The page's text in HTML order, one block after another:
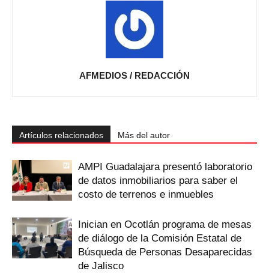
AFMEDIOS / REDACCIÓN
Artículos relacionados Más del autor
AMPI Guadalajara presentó laboratorio
de datos inmobiliarios para saber el
costo de terrenos e inmuebles
Inician en Ocotlán programa de mesas
de diálogo de la Comisión Estatal de
Búsqueda de Personas Desaparecidas
de Jalisco